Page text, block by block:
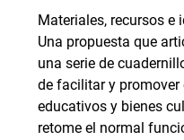
Materiales, recursos e
Una propuesta que
una serie de
de facilitar y
educativos y bienes
retome el normal